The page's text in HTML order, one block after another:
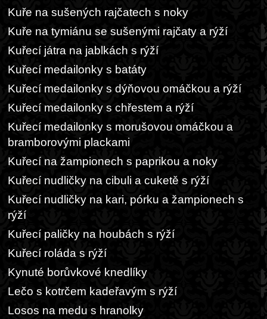
Kuře na sušených rajčatech s noky
Kuře na tymiánu se sušenými rajčaty a rýží
Kuřecí játra na jablkách s rýží
Kuřecí medailonky s batáty
Kuřecí medailonky s dýňovou omáčkou a rýží
Kuřecí medailonky s chřestem a rýží
Kuřecí medailonky s morušovou omáčkou a
bramborovými plackami
Kuřecí na žampionech s paprikou a noky
Kuřecí nudličky na cibuli a cuketě s rýží
Kuřecí nudličky na kari, pórku a žampionech s
rýží
Kuřecí paličky na houbách s rýží
Kuřecí roláda s rýží
Kynuté borůvkové knedlíky
Lečo s kotrčem kadeřavým s rýží
Losos na medu s hranolky